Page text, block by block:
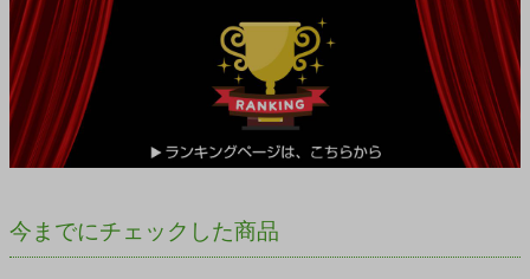
今までにチェックした商品